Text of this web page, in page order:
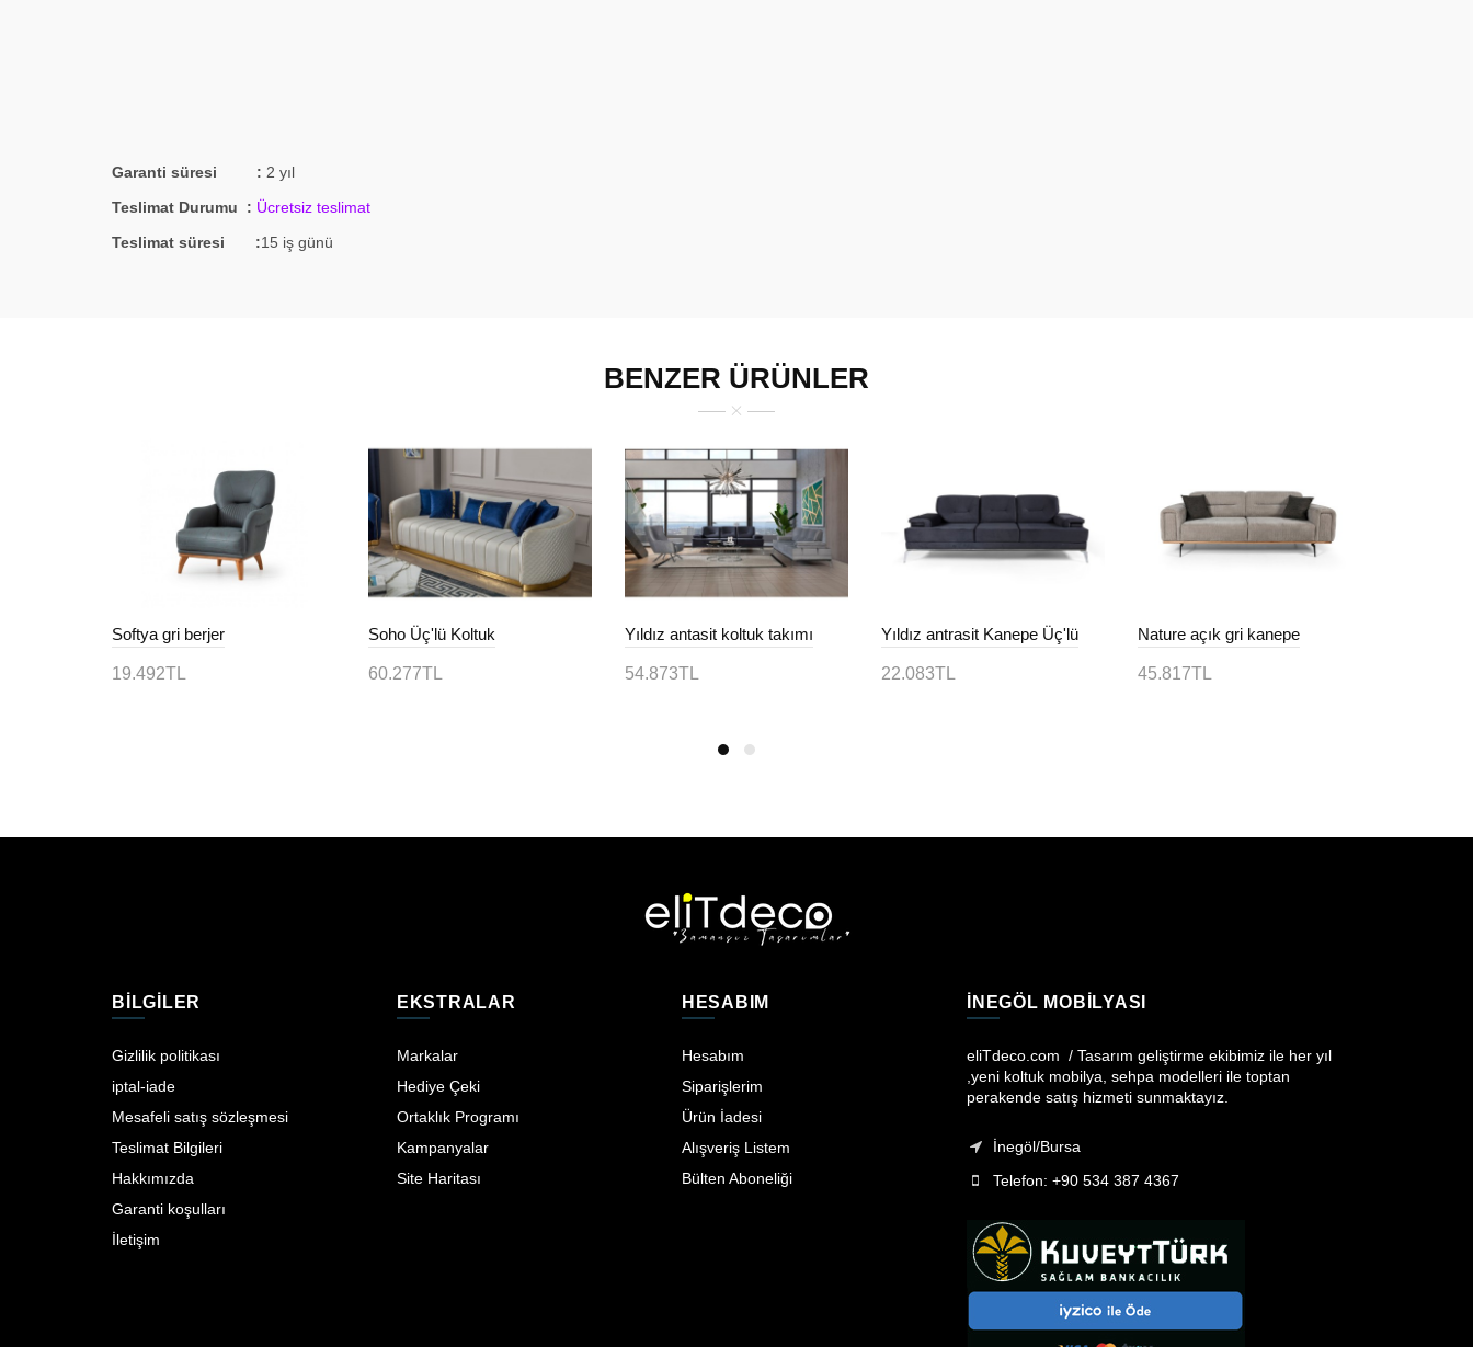
Garanti süresi : 2 yıl
Teslimat Durumu : Ücretsiz teslimat
Teslimat süresi :15 iş günü
BENZER ÜRÜNLER
Softya gri berjer
19.492TL
Soho Üç'lü Koltuk
60.277TL
Yıldız antasit koltuk takımı
54.873TL
Yıldız antrasit Kanepe Üç'lü
22.083TL
Nature açık gri kanepe
45.817TL
BILGILER
Gizlilik politikası
iptal-iade
Mesafeli satış sözleşmesi
Teslimat Bilgileri
Hakkımızda
Garanti koşulları
İletişim
EKSTRALAR
Markalar
Hediye Çeki
Ortaklık Programı
Kampanyalar
Site Haritası
HESABIM
Hesabım
Siparişlerim
Ürün İadesi
Alışveriş Listem
Bülten Aboneliği
INEGÖL MOBILYASI
eliTdeco.com / Tasarım geliştirme ekibimiz ile her yıl
,yeni koltuk mobilya, sehpa modelleri ile toptan
perakende satış hizmeti sunmaktayız.
İnegöl/Bursa
Telefon: +90 534 387 4367